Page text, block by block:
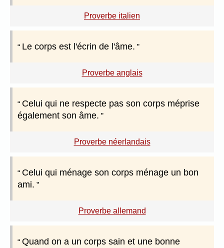
Proverbe italien
Le corps est l'écrin de l'âme.
Proverbe anglais
Celui qui ne respecte pas son corps méprise
également son âme.
Proverbe néerlandais
Celui qui ménage son corps ménage un bon
ami.
Proverbe allemand
Quand on a un corps sain et une bonne